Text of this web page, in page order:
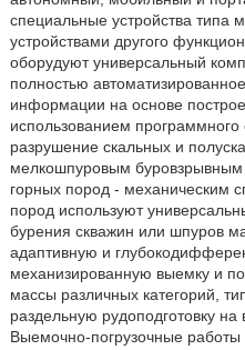
специальные устройства типа
устройствами другого
оборудуют универсальный
полностью
информации на основе
использованием
разрушение скальных и
мелкошпуровым
горных пород - механическим
пород используют
бурения скважин или шпуров
адаптивную и
механизированную выемку и
массы различных категорий,
раздельную рудоподготовку на
Выемочно-погрузочные